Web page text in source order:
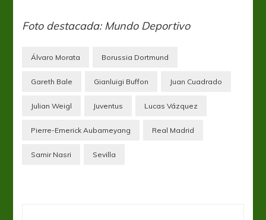
Foto destacada: Mundo Deportivo
Álvaro Morata Borussia Dortmund
Gareth Bale Gianluigi Buffon Juan Cuadrado
Julian Weigl Juventus Lucas Vázquez
Pierre-Emerick Aubameyang Real Madrid
Samir Nasri Sevilla